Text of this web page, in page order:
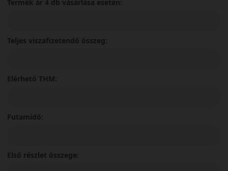
Termék ár 4 db vásárlása esetén:
Teljes viszafizetendő összeg:
Elérhető THM:
Futamidő:
Első részlet összege: